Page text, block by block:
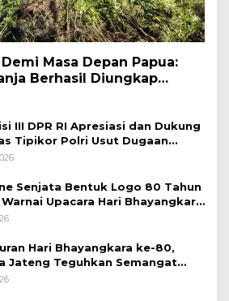
Masa Depan Papua:
Berhasil Diungkap
III DPR RI Apresiasi dan Dukung
Tipikor Polri Usut Dugaan
Batu Bara
Senjata Bentuk Logo 80 Tahun
Upacara Hari Bhayangkara
Hari Bhayangkara ke-80,
Jateng Teguhkan Semangat
dan Pererat Kebersamaan